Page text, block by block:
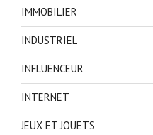
IMMOBILIER
INDUSTRIEL
INFLUENCEUR
INTERNET
JEUX ET JOUETS